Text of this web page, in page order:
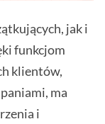
jak i
funkcjom
klientów,
ma
i